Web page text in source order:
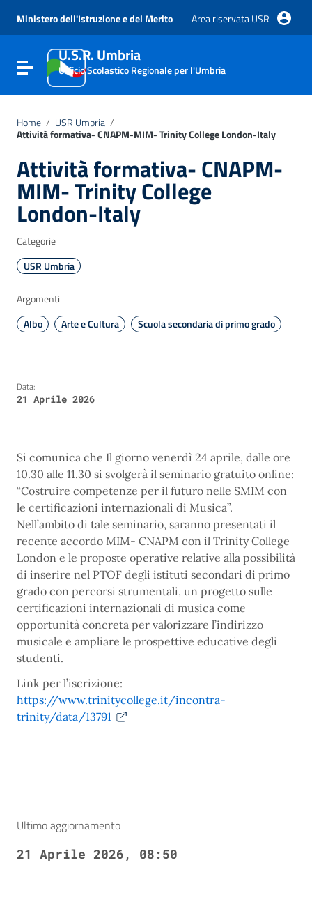
Vai al menu di navigazione
Vai al footer
Ministero dell'Istruzione e del Merito Area riservata USR
Attiva / disattiva la navigazione
U.S.R. Umbria
Ufficio Scolastico Regionale per l'Umbria
Home / USR Umbria /
Attività formativa- CNAPM-MIM- Trinity College London-Italy
Attività formativa- CNAPM-
MIM- Trinity College
London-Italy
Categorie
USR Umbria
Argomenti
Albo
Arte e Cultura Scuola secondaria di primo grado
Data:
21 Aprile 2026
Si comunica che Il giorno venerdì 24 aprile, dalle ore
10.30 alle 11.30 si svolgerà il seminario gratuito online:
“Costruire competenze per il futuro nelle SMIM con
le certificazioni internazionali di Musica”.
Nell’ambito di tale seminario, saranno presentati il
recente accordo MIM- CNAPM con il Trinity College
London e le proposte operative relative alla possibilità
di inserire nel PTOF degli istituti secondari di primo
grado con percorsi strumentali, un progetto sulle
certificazioni internazionali di musica come
opportunità concreta per valorizzare l’indirizzo
musicale e ampliare le prospettive educative degli
studenti.
Link per l’iscrizione:
https://www.trinitycollege.it/incontra-
trinity/data/13791
Ultimo aggiornamento
21 Aprile 2026, 08:50